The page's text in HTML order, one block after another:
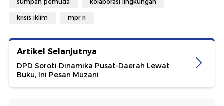
sumpah pemuda kolaborasi lingkungan
krisis iklim mpr ri
Artikel Selanjutnya
DPD Soroti Dinamika Pusat-Daerah Lewat
Buku, Ini Pesan Muzani